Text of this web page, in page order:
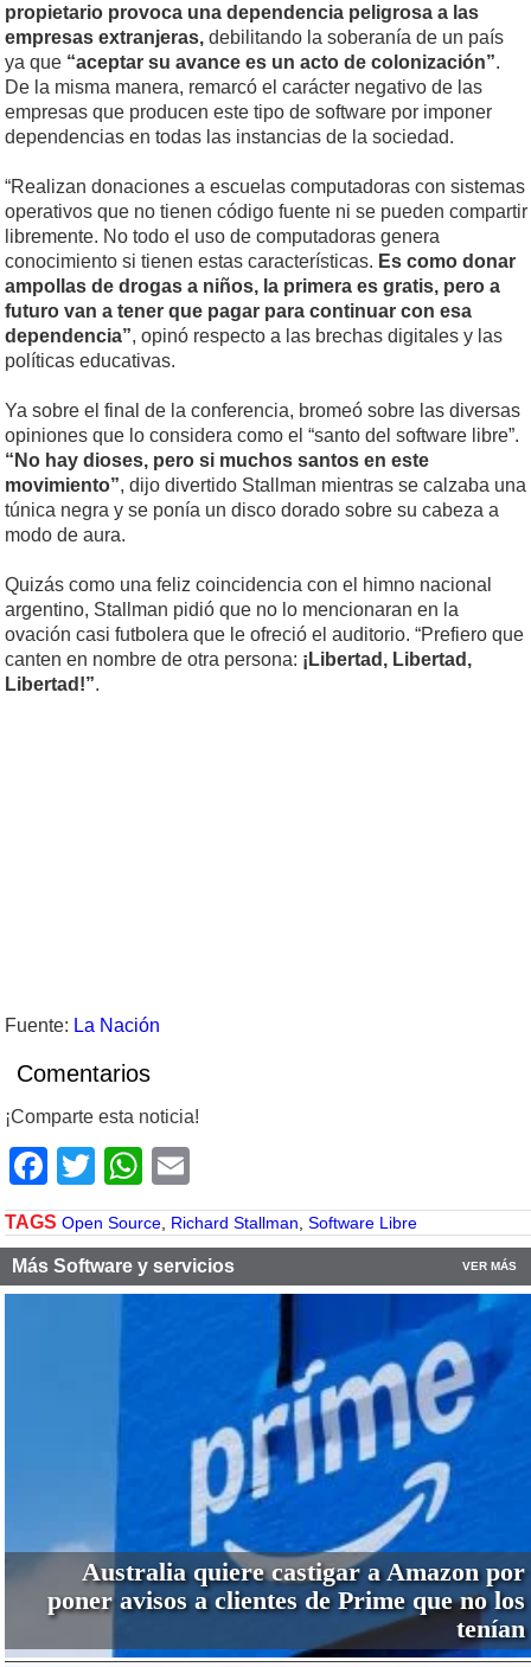
propietario provoca una dependencia peligrosa a las
empresas extranjeras, debilitando la soberanía de un país
ya que “aceptar su avance es un acto de colonización”.
De la misma manera, remarcó el carácter negativo de las
empresas que producen este tipo de software por imponer
dependencias en todas las instancias de la sociedad.
“Realizan donaciones a escuelas computadoras con sistemas
operativos que no tienen código fuente ni se pueden compartir
libremente. No todo el uso de computadoras genera
conocimiento si tienen estas características. Es como donar
ampollas de drogas a niños, la primera es gratis, pero a
futuro van a tener que pagar para continuar con esa
dependencia”, opinó respecto a las brechas digitales y las
políticas educativas.
Ya sobre el final de la conferencia, bromeó sobre las diversas
opiniones que lo considera como el “santo del software libre”.
“No hay dioses, pero si muchos santos en este
movimiento”, dijo divertido Stallman mientras se calzaba una
túnica negra y se ponía un disco dorado sobre su cabeza a
modo de aura.
Quizás como una feliz coincidencia con el himno nacional
argentino, Stallman pidió que no lo mencionaran en la
ovación casi futbolera que le ofreció el auditorio. “Prefiero que
canten en nombre de otra persona: ¡Libertad, Libertad,
Libertad!”.
Fuente: La Nación
Comentarios
¡Comparte esta noticia!
Facebook
TwitterWhatsApp
TAGS Open Source Richard Stallman Software Libre
Más Software y servicios VER MÁS
Australia quiere castigar a Amazon por
poner avisos a clientes de Prime que no los
tenían